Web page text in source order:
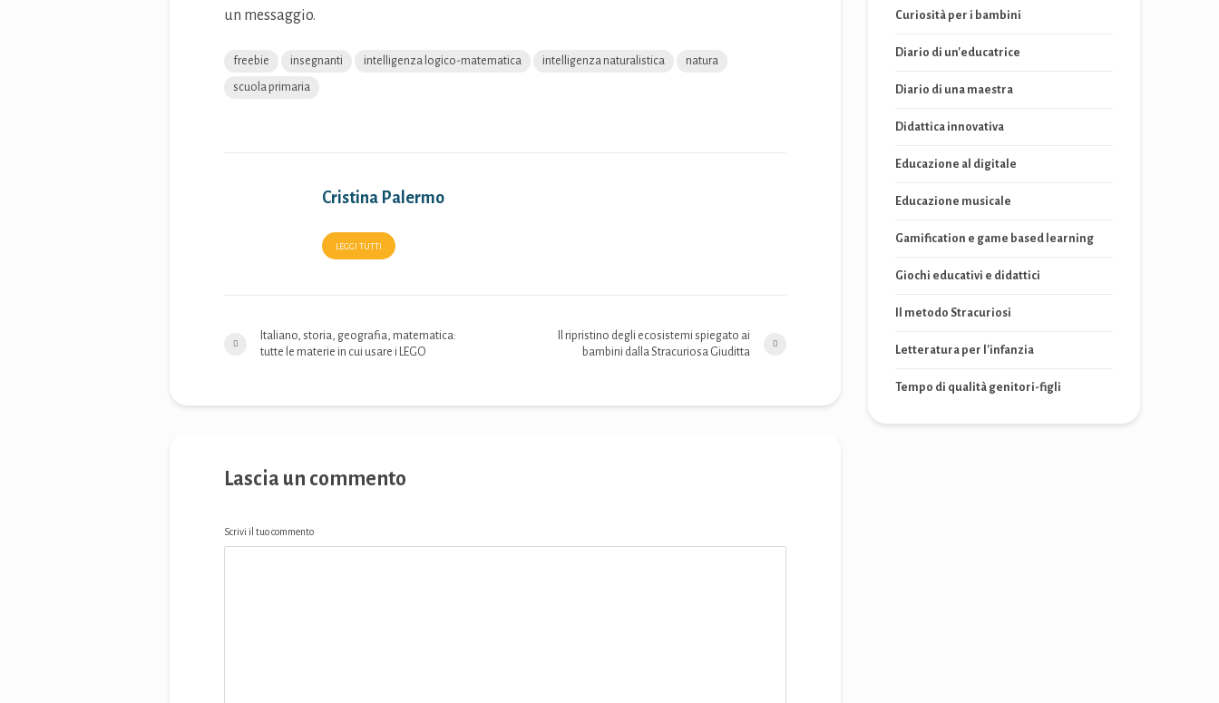
un messaggio.
freebie insegnanti intelligenza logico-matematica intelligenza naturalistica natura
scuola primaria
Cristina Palermo
LEGGI TUTTI
Italiano, storia, geografia, matematica:
tutte le materie in cui usare i LEGO
Il ripristino degli ecosistemi spiegato ai
bambini dalla Stracuriosa Giuditta
Lascia un commento
Scrivi il tuo commento
Curiosità per i bambini
Diario di un'educatrice
Diario di una maestra
Didattica innovativa
Educazione al digitale
Educazione musicale
Gamification e game based learning
Giochi educativi e didattici
Il metodo Stracuriosi
Letteratura per l'infanzia
Tempo di qualità genitori-figli